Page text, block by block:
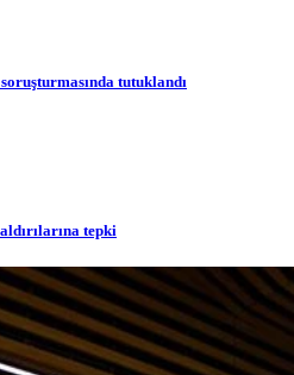
tutuklandı
tepki